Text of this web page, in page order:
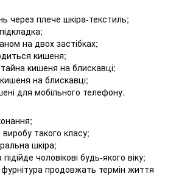
через плече шкіра-текстиль;
на двох застібках;
кишеня;
кишеня на блискавці;
на блискавці;
для мобільного телефону.
такого класу;
шкіра;
чоловікові будь-якого віку;
фурнітура продовжать термін життя